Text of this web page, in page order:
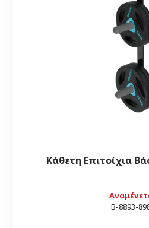
Β-8893-
Κάθετη Επιτοίχια